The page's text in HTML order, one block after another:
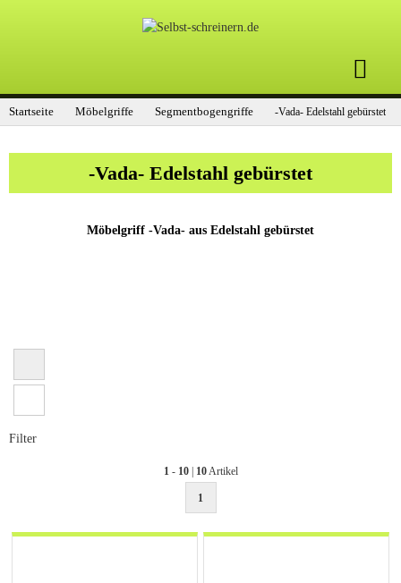
Startseite Möbelgriffe Segmentbogengriffe -Vada- Edelstahl gebürstet
-Vada- Edelstahl gebürstet
Möbelgriff -Vada- aus Edelstahl gebürstet
Filter
1- 10| 10Artikel
1